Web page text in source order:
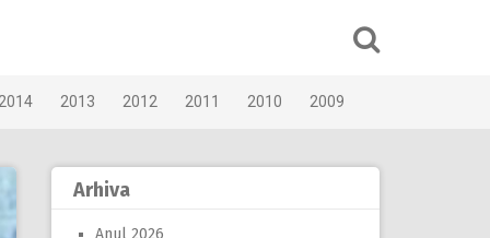
2013 2012 2011 2010 2009
Arhiva
Anul 2026